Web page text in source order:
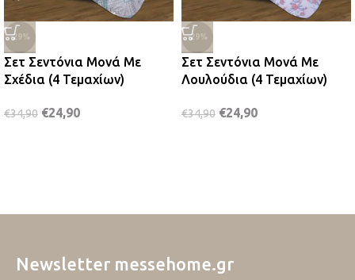
-29%
Σετ Σεντόνια Μονά Με
Σχέδια (4 Τεμαχίων)
€34,90 €24,90
-29%
Σετ Σεντόνια Μονά Με
Λουλούδια (4 Τεμαχίων)
€34,90 €24,90
Newsletter messehome.gr